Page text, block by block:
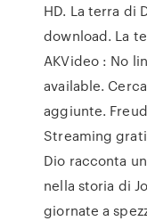
HD. La terra di
download. La
AKVideo : No
available.
aggiunte.
Streaming
Dio racconta
nella storia di
giornate a